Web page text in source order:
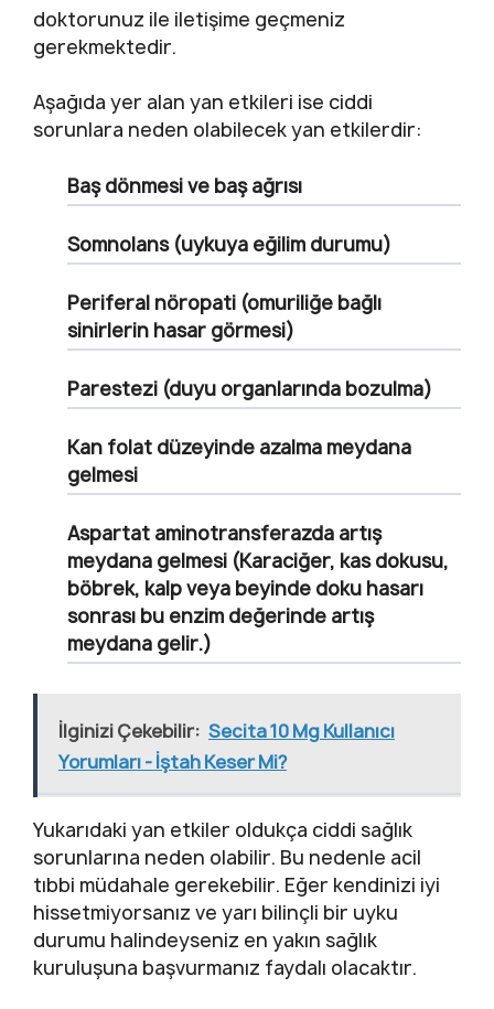
doktorunuz ile iletişime geçmeniz
gerekmektedir.
Aşağıda yer alan yan etkileri ise ciddi
sorunlara neden olabilecek yan etkilerdir:
Baş dönmesi ve baş ağrısı
Somnolans (uykuya eğilim durumu)
Periferal nöropati (omuriliğe bağlı
sinirlerin hasar görmesi)
Parestezi (duyu organlarında bozulma)
Kan folat düzeyinde azalma meydana
gelmesi
Aspartat aminotransferazda artış
meydana gelmesi (Karaciğer, kas dokusu,
böbrek, kalp veya beyinde doku hasarı
sonrası bu enzim değerinde artış
meydana gelir.)
İlginizi Çekebilir: Secita 10 Mg Kullanıcı
Yorumları - İştah Keser Mi?
Yukarıdaki yan etkiler oldukça ciddi sağlık
sorunlarına neden olabilir. Bu nedenle acil
tıbbi müdahale gerekebilir. Eğer kendinizi iyi
hissetmiyorsanız ve yarı bilinçli bir uyku
durumu halindeyseniz en yakın sağlık
kuruluşuna başvurmanız faydalı olacaktır.